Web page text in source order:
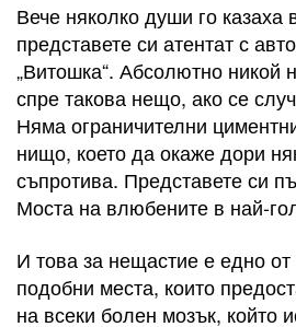
Вече няколко души го казаха
представете си атентат с
„Витошка“. Абсолютно
спре такова нещо, ако се
Няма ограничителни
нищо, което да окаже дори
съпротива. Представете си
Моста на влюбените в най-
И това за нещастие е едно
подобни места, които
на всеки болен мозък, който